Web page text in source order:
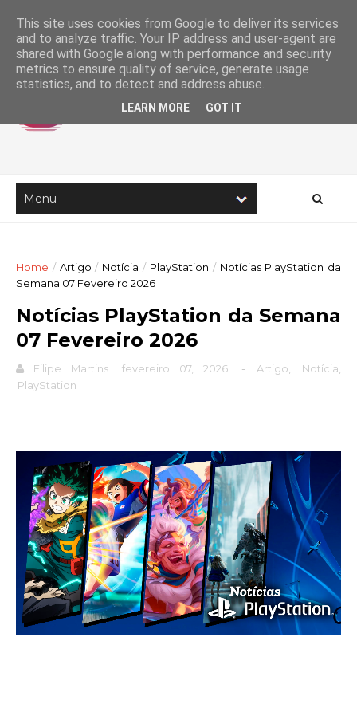
Home / Artigo / Notícia / PlayStation / Notícias PlayStation da
Semana 07 Fevereiro 2026
Notícias PlayStation da Semana
07 Fevereiro 2026
Filipe Martins fevereiro 07, 2026 - Artigo Notícia
PlayStation
This site uses cookies from Google to deliver its services
and to analyze traffic. Your IP address and user-agent are
shared with Google along with performance and security
metrics to ensure quality of service, generate usage
statistics, and to detect and address abuse.
LEARN MORE GOT IT